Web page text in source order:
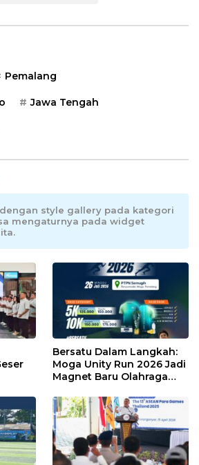
Pemalang
Jawa Tengah
style gallery pada kategori
mengaturnya pada widget
Bersatu Dalam Langkah:
Moga Unity Run 2026 Jadi
Magnet Baru Olahraga